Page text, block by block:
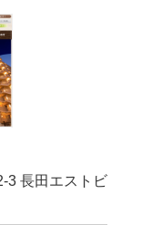
3 長田エストビ